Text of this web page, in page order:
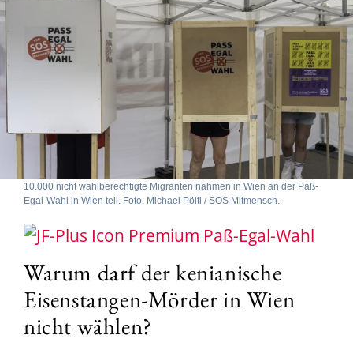
10.000 nicht wahlberechtigte Migranten nahmen in Wien an der Paß-
Egal-Wahl in Wien teil. Foto: Michael Pöltl / SOS Mitmensch.
Paß-Egal-Wahl
Warum darf der kenianische
Eisenstangen-Mörder in Wien
nicht wählen?